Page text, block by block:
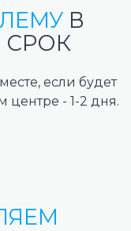
В
СРОК
если будет
центре - 1-2 дня.